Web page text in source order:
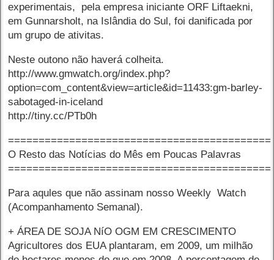
experimentais, pela empresa iniciante ORF Liftaekni,
em Gunnarsholt, na Islândia do Sul, foi danificada por
um grupo de ativitas.
Neste outono não haverá colheita.
http://www.gmwatch.org/index.php?
option=com_content&view=article&id=11433:gm-barley-
sabotaged-in-iceland
http://tiny.cc/PTb0h
O Resto das Notícias do Mês em Poucas Palavras
Para aqules que não assinam nosso Weekly Watch
(Acompanhamento Semanal).
+ ÁREA DE SOJA NíO OGM EM CRESCIMENTO
Agricultores dos EUA plantaram, em 2009, um milhão